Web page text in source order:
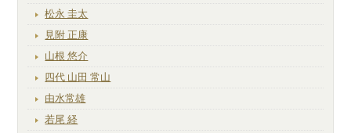
松永 圭太
見附 正康
山根 悠介
四代 山田 常山
由水常雄
若尾 経